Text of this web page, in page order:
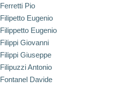
Ferretti Pio
Filipetto Eugenio
Filippetto Eugenio
Filippi Giovanni
Filippi Giuseppe
Filipuzzi Antonio
Fontanel Davide